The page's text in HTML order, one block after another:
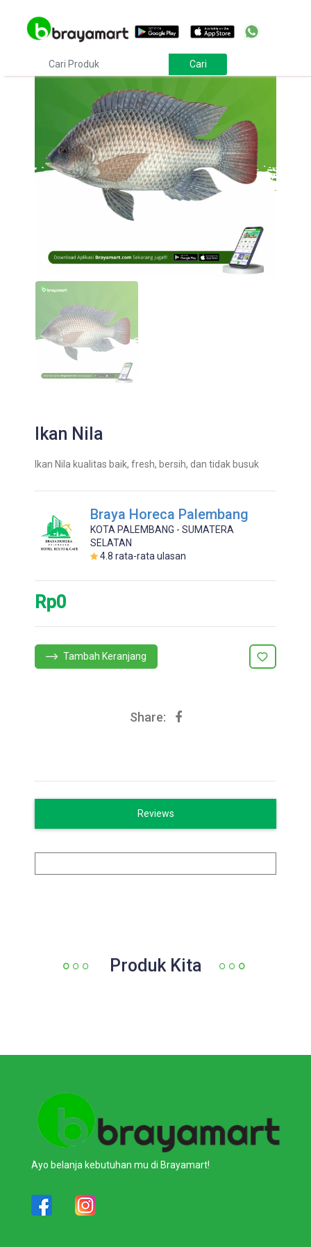
Ikan Nila
Ikan Nila kualitas baik, fresh, bersih, dan tidak busuk
Braya Horeca Palembang
KOTA PALEMBANG - SUMATERA
SELATAN
4.8 rata-rata ulasan
Rp0
Tambah Keranjang
Share:
Reviews
Produk Kita
Ayo belanja kebutuhan mu di Brayamart!